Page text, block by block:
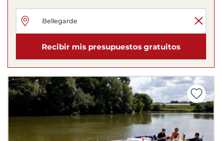
Recibir mis presupuestos gratuitos